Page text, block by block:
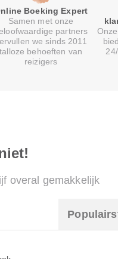
Boeking Expert
Samen met onze
partners
we sinds 2011
talloze behoeften van
reizigers
overal gemakkelijk